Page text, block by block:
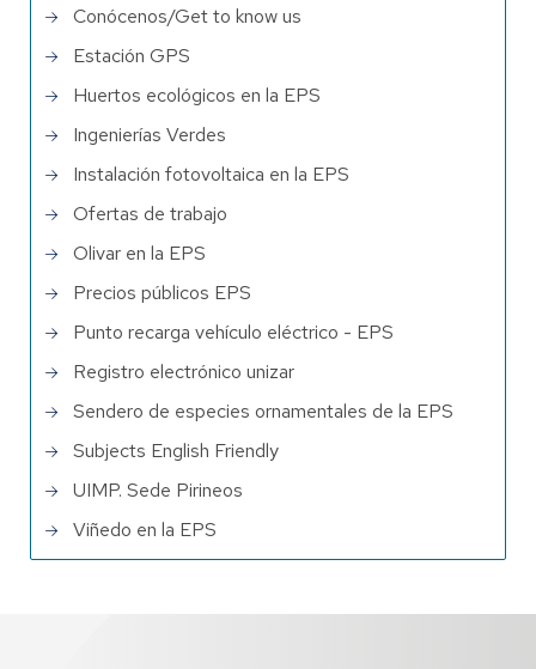
Conócenos/Get to know us
Estación GPS
Huertos ecológicos en la EPS
Ingenierías Verdes
Instalación fotovoltaica en la EPS
Ofertas de trabajo
Olivar en la EPS
Precios públicos EPS
Punto recarga vehículo eléctrico - EPS
Registro electrónico unizar
Sendero de especies ornamentales de la EPS
Subjects English Friendly
UIMP. Sede Pirineos
Viñedo en la EPS